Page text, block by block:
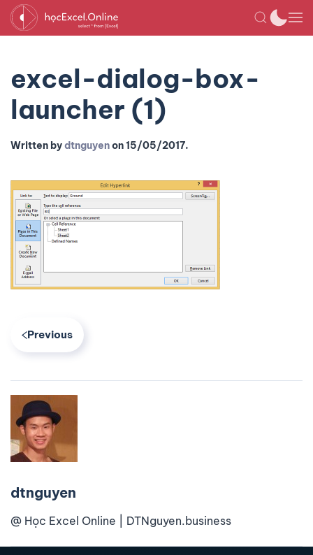
excel-dialog-box-
launcher (1)
Written bydtnguyenon15/05/2017.
Previous
dtnguyen
@ Học Excel Online | DTNguyen.business